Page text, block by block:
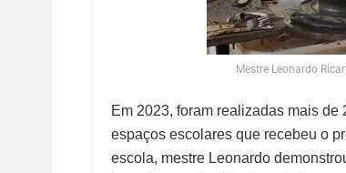
Mestre Leonardo
Em 2023, foram realizadas mais
espaços escolares que recebeu o
escola, mestre Leonardo